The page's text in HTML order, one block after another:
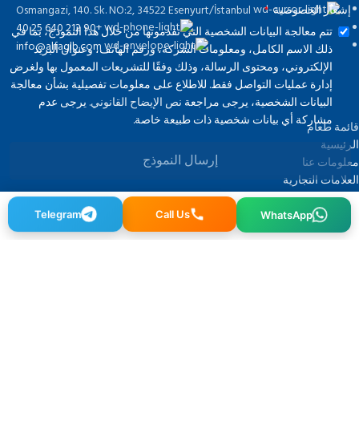
Osmangazi, 140. Sk. NO:2, 34522 Esenyurt/İstanbul
+90 212 640 25 40
info@alfaglb.com
WhatsApp
Call Us
Telegram
إشعار الخصوصية
تتم معالجة البيانات الشخصية التي تقدمونها من خلال هذا النموذج، بما في
ذلك الاسم الكامل، ومعلومات الشركة، ورقم الهاتف، وعنوان البريد
الإلكتروني، ومحتوى الرسالة، وذلك وفقًا للتشريعات المعمول بها ولغرض
إدارة عمليات التواصل فقط. للاطلاع على معلومات تفصيلية بشأن معالجة
البيانات الشخصية، يرجى مراجعة نص الإيضاح القانوني.يرجى عدم
مشاركة أي بيانات شخصية ذات طبيعة خاصة.
إرسال النموذج
قائمة طعام
الرئيسية
معلومات عنا
العلامات التجارية
صالة العرض
التواصل